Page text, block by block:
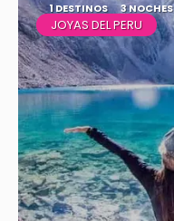
1 DESTINOS 3 NOCHES
JOYAS DEL PERU